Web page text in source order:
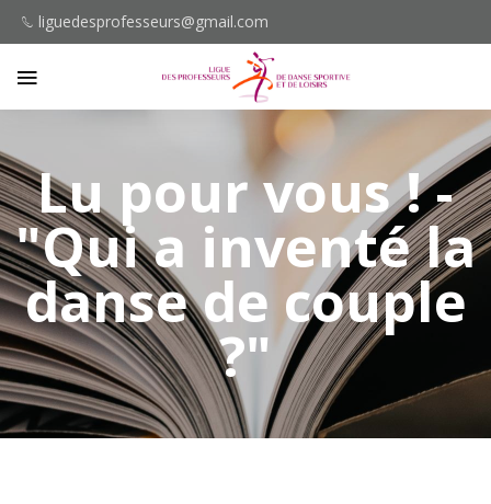
liguedesprofesseurs@gmail.com
Lu pour vous ! -
"Qui a inventé la
danse de couple
?"